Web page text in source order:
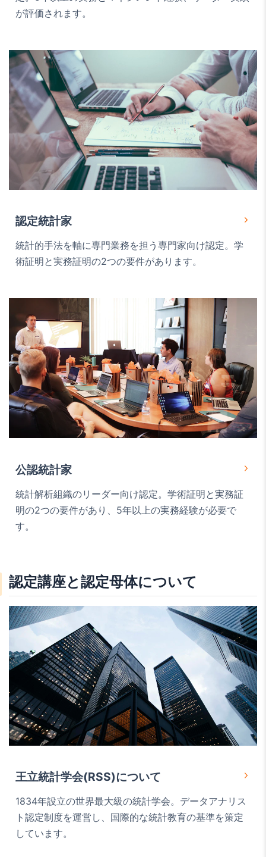
が評価されます。
認定統計家
統計的手法を軸に専門業務を担う専門家向け認定。学
術証明と実務証明の2つの要件があります。
公認統計家
統計解析組織のリーダー向け認定。学術証明と実務証
明の2つの要件があり、5年以上の実務経験が必要で
す。
認定講座と認定母体について
王立統計学会(RSS)について
1834年設立の世界最大級の統計学会。データアナリス
ト認定制度を運営し、国際的な統計教育の基準を策定
しています。